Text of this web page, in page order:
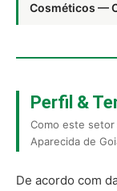
Cosméticos —
Perfil &
Como este setor
Aparecida de
De acordo com